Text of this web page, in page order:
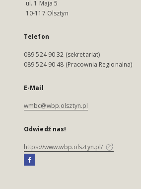
ul. 1 Maja 5
10-117 Olsztyn
Telefon
089 524 90 32 (sekretariat)
089 524 90 48 (Pracownia Regionalna)
E-Mail
wmbc@wbp.olsztyn.pl
Odwiedź nas!
https://www.wbp.olsztyn.pl/